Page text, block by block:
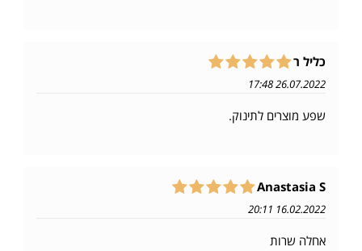
כליל ר
26.07.2022 17:48
שפע מוצרים לתינוק.
‪Anastasia S
16.02.2022 20:11
אחלה שרות